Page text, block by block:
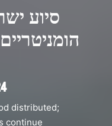
סיוע
distributed;
continue.